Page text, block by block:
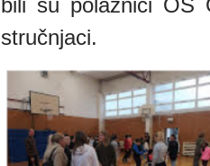
stručnjaci.